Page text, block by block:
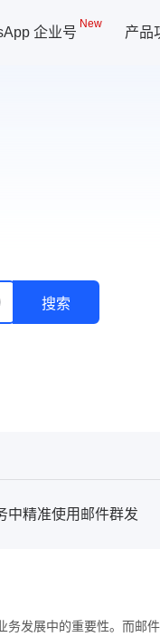
企业号
New
产品
搜索
中精准使用邮件群发
发展中的重要性。而邮